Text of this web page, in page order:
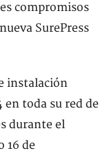
instalación
en toda su red de
durante el
16 de